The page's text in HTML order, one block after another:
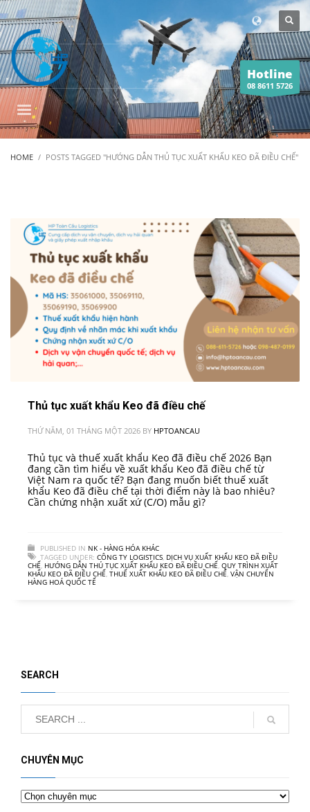
Hotline
08 8611 5726
HOME POSTS TAGGED "HƯỚNG DẪN THỦ TỤC XUẤT KHẨU KEO ĐÃ ĐIỀU CHẾ"
Thủ tục xuất khẩu Keo đã điều chế
THỨ NĂM, 01 THÁNG MỘT 2026 BY HPTOANCAU
Thủ tục và thuế xuất khẩu Keo đã điều chế 2026 Bạn
đang cần tìm hiểu về xuất khẩu Keo đã điều chế từ
Việt Nam ra quốc tế? Bạn đang muốn biết thuế xuất
khẩu Keo đã điều chế tại thời điểm này là bao nhiêu?
Cần chứng nhận xuất xứ (C/O) mẫu gì?
PUBLISHED IN NK - HÀNG HÓA KHÁC
TAGGED UNDER: CÔNG TY LOGISTICS, DỊCH VỤ XUẤT KHẨU KEO ĐÃ ĐIỀU
CHẾ, HƯỚNG DẪN THỦ TỤC XUẤT KHẨU KEO ĐÃ ĐIỀU CHẾ, QUY TRÌNH XUẤT
KHẨU KEO ĐÃ ĐIỀU CHẾ, THUẾ XUẤT KHẨU KEO ĐÃ ĐIỀU CHẾ, VẬN CHUYỂN
HÀNG HOÁ QUỐC TẾ
SEARCH
CHUYÊN MỤC
Chuyên
mục